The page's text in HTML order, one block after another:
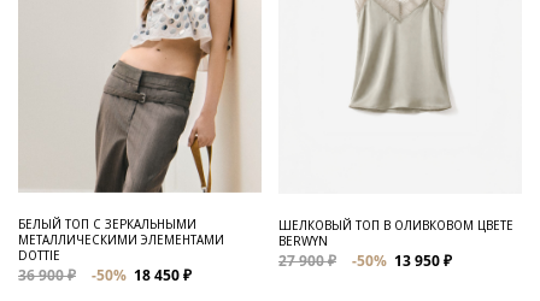
БЕЛЫЙ ТОП С ЗЕРКАЛЬНЫМИ
МЕТАЛЛИЧЕСКИМИ ЭЛЕМЕНТАМИ
DOTTIE
36 900 ₽ -50% 18 450 ₽
ШЕЛКОВЫЙ ТОП В ОЛИВКОВОМ ЦВЕТЕ
BERWYN
27 900 ₽ -50% 13 950 ₽